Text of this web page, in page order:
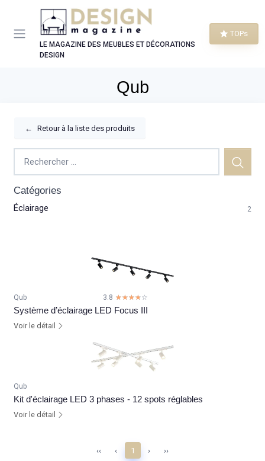
LE MAGAZINE DES MEUBLES ET DÉCORATIONS
DESIGN
TOPs
Qub
← Retour à la liste des produits
Catégories
Éclairage 2
Qub 3.8 ☆☆☆☆☆
★★★★★
Système d’éclairage LED Focus III
Voir le détail
Qub
Kit d'éclairage LED 3 phases - 12 spots réglables
Voir le détail
‹‹ ‹ 1 › ››
Panneau de gestion des cookies